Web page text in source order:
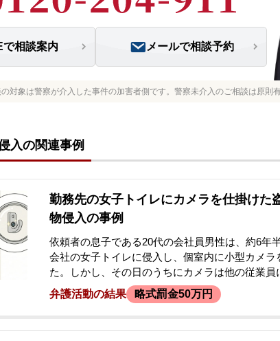
で相談案内 メールで相談予約
対象は警察が介入した事件の加害者側です。警察未介入のご相談は原則有
入の関連事例
勤務先の女子トイレにカメラを仕掛けた
物侵入の事例
依頼者の息子である20代の会社員男性は、約6年
会社の女子トイレに侵入し、個室内に小型カメラ
た。しかし、その日のうちにカメラは他の従業員
され、会社が警察に通報。カメラに記録されてい
当事者であることが特定されました。事件発覚後
から解雇を言い渡されました。警察からはまだ直
び出しはない状況でしたが、今後の取り調べへの
弁護活動の結果 略式罰金50万円